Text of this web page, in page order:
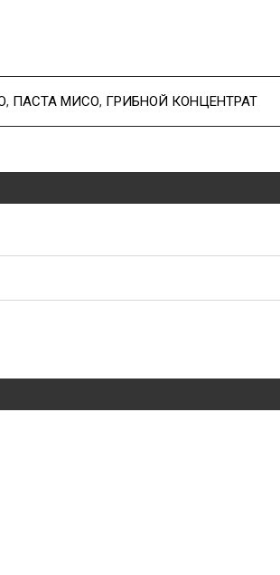
, ПАСТА МИСО, ГРИБНОЙ КОНЦЕНТРАТ